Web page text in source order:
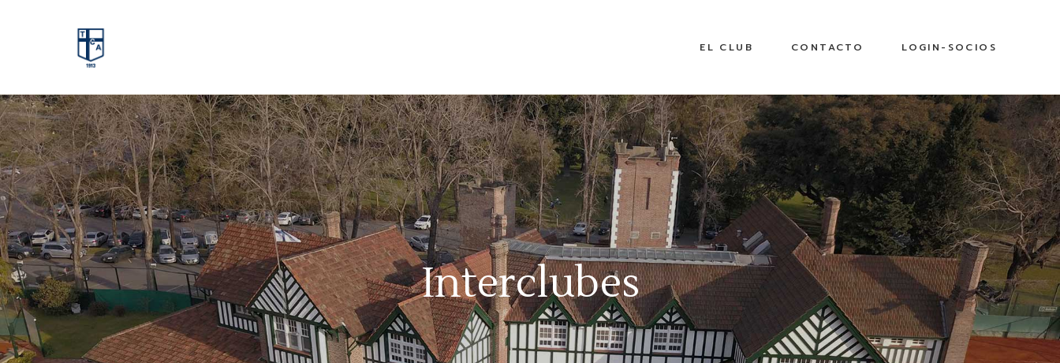
EL CLUB
Historia del Club
Comisión Directiva
Campeonato Argentino
Galeria Imágenes
Novedades
Centenary Tennis Club
CONTACTO LOGIN-SOCIOS
Interclubes